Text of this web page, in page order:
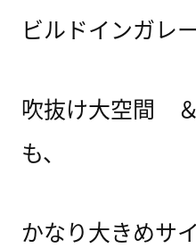
ビルドインガレ
吹抜け大空間
も、
かなり大きめサ